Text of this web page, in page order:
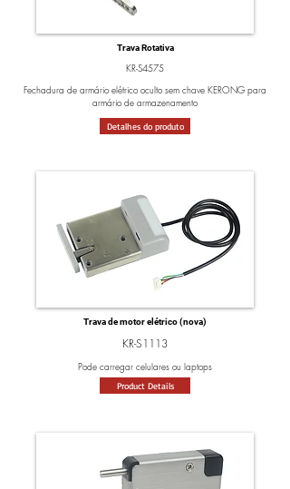
Trava Rotativa
KR-S4575
Fechadura de armário elétrico oculto sem chave KERONG para
armário de armazenamento
Detalhes do produto
Trava de motor elétrico (nova)
KR-S1113
Pode carregar celulares ou laptops
Product Details